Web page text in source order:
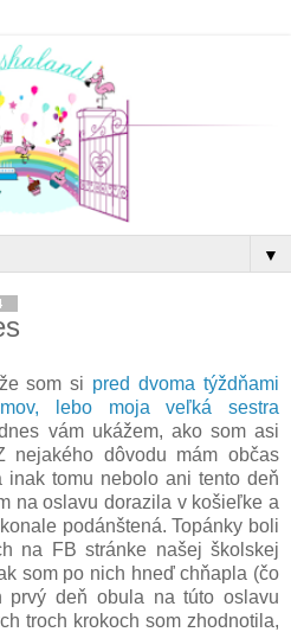
▼
som si pred dvoma týždňami
lebo moja veľká sestra
vám ukážem, ako som asi
nejakého dôvodu mám občas
tomu nebolo ani tento deň
na oslavu dorazila v košieľke a
podánštená. Topánky boli
na FB stránke našej školskej
som po nich hneď chňapla (čo
prvý deň obula na túto oslavu
troch krokoch som zhodnotila,